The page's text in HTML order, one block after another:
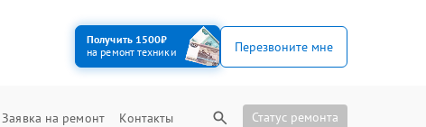
Получить 1500₽
на ремонт техники
Перезвоните мне
Заявка на ремонт Контакты Статус ремонта